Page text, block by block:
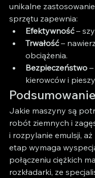
unikalne
sprzętu zapewnia:
Efektywność –
Trwałość –
obciążenia.
Bezpieczeństwo
kierowców i
Podsumowanie
Jakie maszyny są
robót ziemnych i
i rozpylanie emulsji,
etap wymaga
połączeniu ciężkich
rozkładarki, ze